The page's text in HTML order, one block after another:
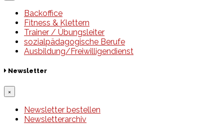
Backoffice
Fitness & Klettern
Trainer / Übungsleiter
sozialpädagogische Berufe
Ausbildung/Freiwilligendienst
Newsletter
×
Newsletter bestellen
Newsletterarchiv